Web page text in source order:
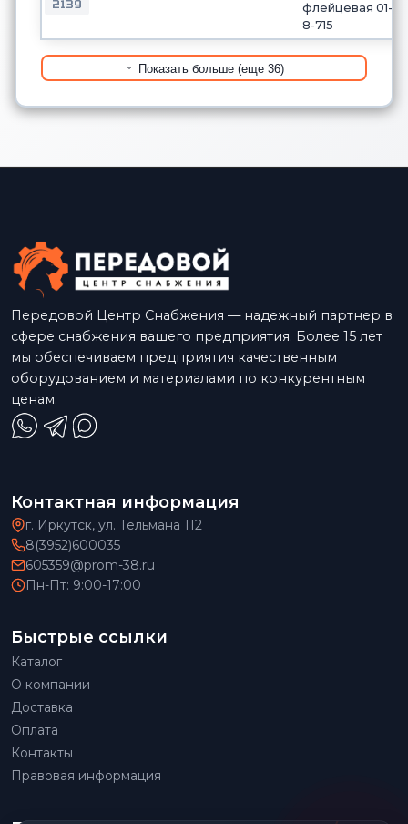
2139
флейцевая 01-
8-715
Показать больше (еще 36)
Передовой Центр Снабжения — надежный партнер в
сфере снабжения вашего предприятия. Более 15 лет
мы обеспечиваем предприятия качественным
оборудованием и материалами по конкурентным
ценам.
Контактная информация
г. Иркутск, ул. Тельмана 112
8(3952)600035
605359@prom-38.ru
Пн-Пт: 9:00-17:00
Быстрые ссылки
Каталог
О компании
Доставка
Оплата
Контакты
Правовая информация